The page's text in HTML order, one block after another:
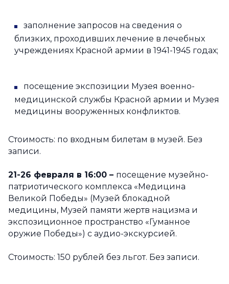
заполнение запросов на сведения о
близких, проходивших лечение в лечебных
учреждениях Красной армии в 1941-1945 годах;
посещение экспозиции Музея военно-
медицинской службы Красной армии и Музея
медицины вооруженных конфликтов.
Стоимость: по входным билетам в музей. Без
записи.
21-26 февраля в 16:00 – посещение музейно-
патриотического комплекса «Медицина
Великой Победы» (Музей блокадной
медицины, Музей памяти жертв нацизма и
экспозиционное пространство «Гуманное
оружие Победы») с аудио-экскурсией.
Стоимость: 150 рублей без льгот. Без записи.